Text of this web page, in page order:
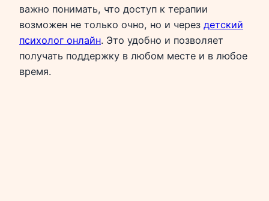
важно понимать, что доступ к терапии
возможен не только очно, но и через детский
психолог онлайн. Это удобно и позволяет
получать поддержку в любом месте и в любое
время.